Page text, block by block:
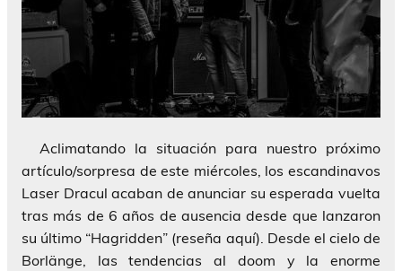
Aclimatando la situación para nuestro próximo
artículo/sorpresa de este miércoles, los escandinavos
Laser Dracul acaban de anunciar su esperada vuelta
tras más de 6 años de ausencia desde que lanzaron
su último “Hagridden” (reseña aquí). Desde el cielo de
Borlänge, las tendencias al doom y la enorme